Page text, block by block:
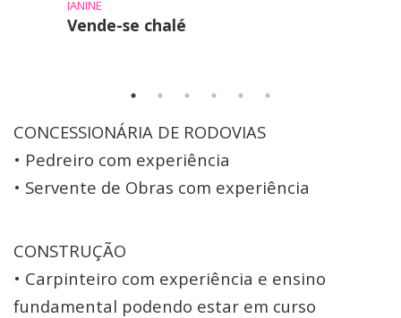
JANINE
Vende-se chalé
CONCESSIONÁRIA DE RODOVIAS
• Pedreiro com experiência
• Servente de Obras com experiência
CONSTRUÇÃO
• Carpinteiro com experiência e ensino
fundamental podendo estar em curso